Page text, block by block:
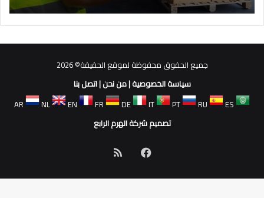
جميع الحقوق محفوظة لموقع الحقيقة© 2026
سياسة الخصوصية|من نحن|اتصل بنا
AR
NL EN FR DE IT PT RU
ES
تصميم شركة الهرم الرابع
فيسبوك
الموقع